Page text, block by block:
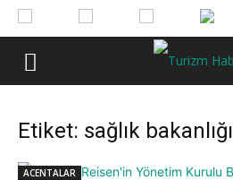
Etiket: sağlık bakanlığı
ACENTALAR